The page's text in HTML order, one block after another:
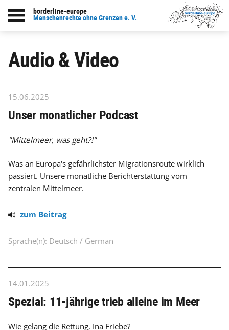
borderline-europe
Menschenrechte ohne Grenzen e. V.
Audio & Video
15.06.2025
Unser monatlicher Podcast
"Mittelmeer, was geht?!"
Was an Europa's gefährlichster Migrationsroute wirklich
passiert. Unsere monatliche Berichterstattung vom
zentralen Mittelmeer.
zum Beitrag
Sprache(n): Deutsch / German
14.01.2025
Spezial: 11-jährige trieb alleine im Meer
Wie gelang die Rettung, Ina Friebe?